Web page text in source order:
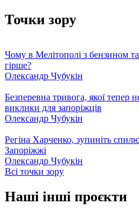
Точки зору
Чому в Мелітополі з бензином
гірше?
Олександр Чубукін
Безперевна тривога, якої тепер
виклики для запоріжців
Олександр Чубукін
Регіна Харченко, зупиніть
Запоріжжі
Олександр Чубукін
Всі точки зору
Наші інші проєкти